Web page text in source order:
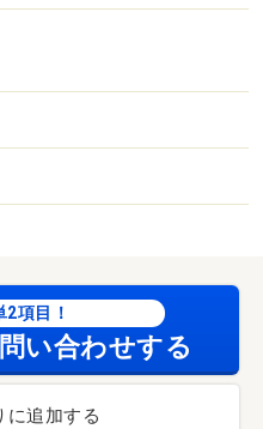
2項目！
い合わせする
に追加する